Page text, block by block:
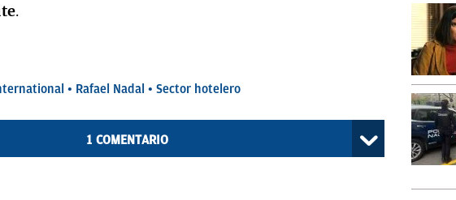
.
Rafael Nadal Sector hotelero
1 COMENTARIO